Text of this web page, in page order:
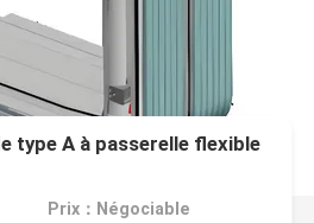
type A à passerelle flexible
Prix：Négociable